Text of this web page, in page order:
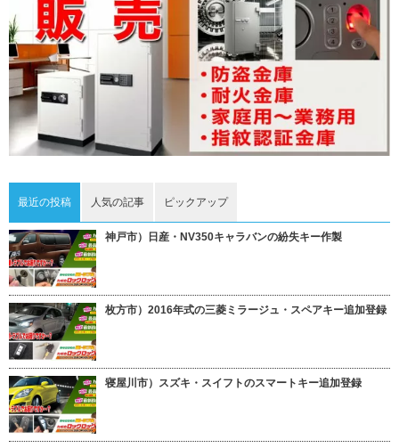
最近の投稿 人気の記事 ピックアップ
神戸市）日産・NV350キャラバンの紛失キー作製
枚方市）2016年式の三菱ミラージュ・スペアキー追加登録
寝屋川市）スズキ・スイフトのスマートキー追加登録